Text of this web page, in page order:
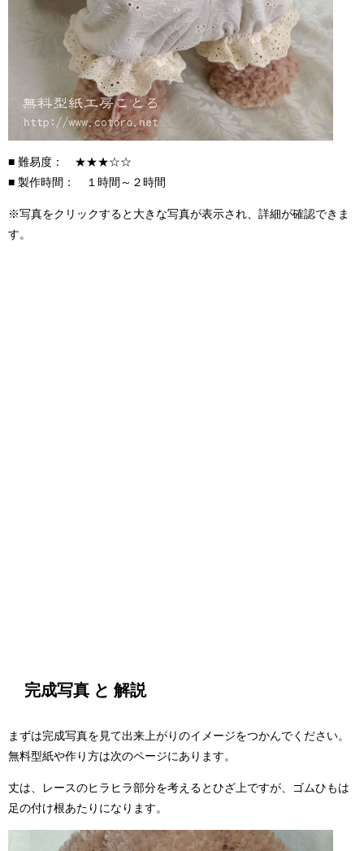
■ 難易度： ★★★☆☆
■ 製作時間： １時間～２時間
※写真をクリックすると大きな写真が表示され、詳細が確認できま
す。
完成写真 と 解説
まずは完成写真を見て出来上がりのイメージをつかんでください。
無料型紙や作り方は次のページにあります。
丈は、レースのヒラヒラ部分を考えるとひざ上ですが、ゴムひもは
足の付け根あたりになります。